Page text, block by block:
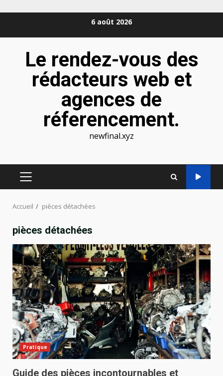
6 août 2026
Le rendez-vous des
rédacteurs web et
agences de
réferencement.
newfinal.xyz
MENU
Accueil pièces détachées
pièces détachées
Pratique
Guide des pièces incontournables et